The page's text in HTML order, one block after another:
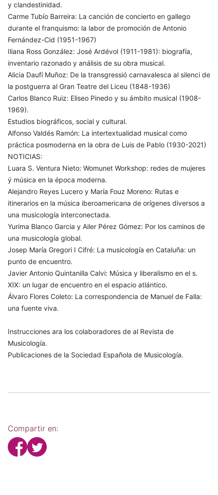
y clandestinidad.
Carme Tubío Barreira: La canción de concierto en gallego
durante el franquismo: la labor de promoción de Antonio
Fernández-Cid (1951-1967)
Iliana Ross González: José Ardévol (1911-1981): biografía,
inventario razonado y análisis de su obra musical.
Alicia Daufí Muñoz: De la transgressió carnavalesca al silenci de
la postguerra al Gran Teatre del Liceu (1848-1936)
Carlos Blanco Ruiz: Eliseo Pinedo y su ámbito musical (1908-
1969).
Estudios biográficos, social y cultural.
Alfonso Valdés Ramón: La intertextualidad musical como
práctica posmoderna en la obra de Luis de Pablo (1930-2021)
NOTICIAS:
Luara S. Ventura Nieto: Womunet Workshop: redes de mujeres
ý música en la época moderna.
Alejandro Reyes Lucero y María Fouz Moreno: Rutas e
itinerarios en la música iberoamericana de orígenes diversos a
una musicología interconectada.
Yurima Blanco Garcia y Ailer Pérez Gómez: Por los caminos de
una musicología global.
Josep María Gregori I Cifré: La musicología en Cataluña: un
punto de encuentro.
Javier Antonio Quintanilla Calvi: Música y liberalismo en el s.
XIX: un lugar de encuentro en el espacio atlántico.
Álvaro Flores Coleto: La correspondencia de Manuel de Falla:
una fuente viva.
Instrucciones ara los colaboradores de al Revista de
Musicología.
Publicaciones de la Sociedad Española de Musicología.
Compartir en: